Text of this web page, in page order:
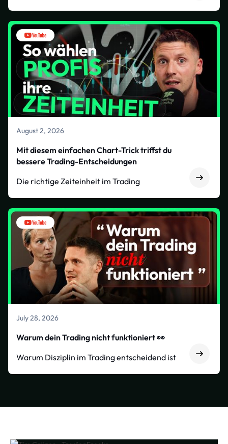
August 2, 2026
Mit diesem einfachen Chart-Trick triffst du
bessere Trading-Entscheidungen
Die richtige Zeiteinheit im Trading
July 28, 2026
Warum dein Trading nicht funktioniert 👀
Warum Disziplin im Trading entscheidend ist